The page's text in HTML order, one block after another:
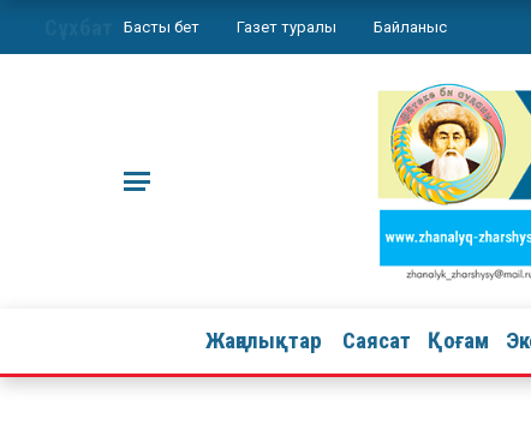
Басты бет Газет туралы Байланыс
Жаңалықтар Саясат Қоғам